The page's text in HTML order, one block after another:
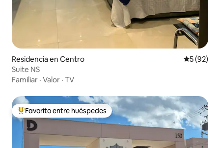
Residencia en Centro
5 (92)
Suite NS
Familiar · Valor · TV
De los mejores en Favorito entre huéspedes
Favorito entre huéspedes